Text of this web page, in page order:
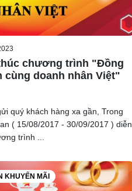
chương trình "Đồng
cùng doanh nhân Việt"
quý khách hàng xa gần, Trong
( 15/08/2017 - 30/09/2017 ) diễn
trình ...
KHUYẾN MÃI